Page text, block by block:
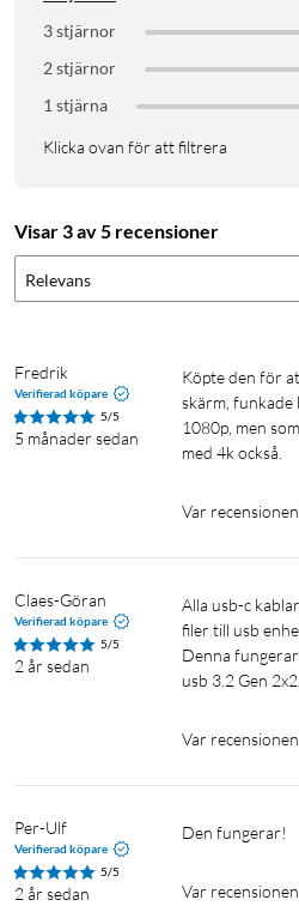
3 stjärnor
2 stjärnor
1 stjärna
Klicka ovan för att filtrera
Visar 3 av 5 recensioner
Relevans
Fredrik
Verifierad köpare
5/5
5 månader sedan
Köpte den för att använda ihop med en
skärm, funkade
1080p, men
med 4k också.
Var
Claes-Göran
Verifierad köpare
5/5
2 år sedan
Alla usb-c kablar är inte bra för att föra över
filer till usb
Denna
Var
Per-Ulf
Verifierad köpare
5/5
2 år sedan
Den fungerar!
Var